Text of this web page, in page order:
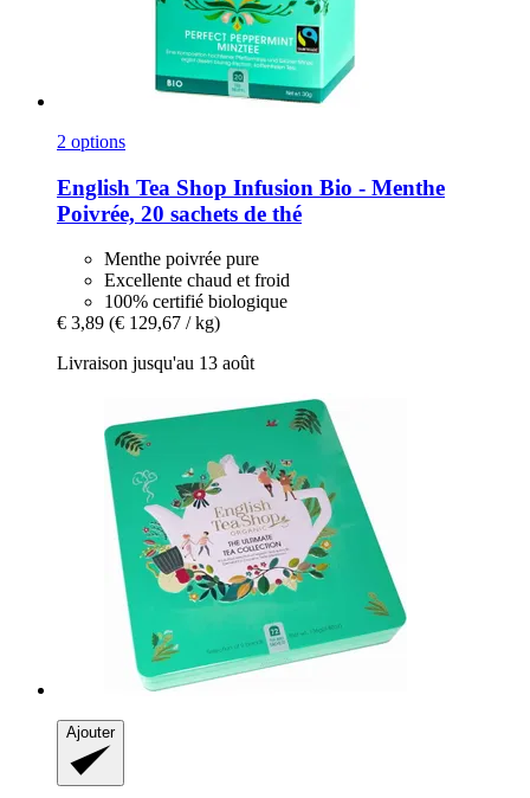
2 options
English Tea Shop Infusion Bio -​ Menthe
Poivrée, 20 sachets de thé
Menthe poivrée pure
Excellente chaud et froid
100% certifié biologique
€ 3,89 (€ 129,67 / kg)
Livraison jusqu'au 13 août
Ajouter